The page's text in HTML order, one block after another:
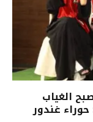
الغياب
غندور